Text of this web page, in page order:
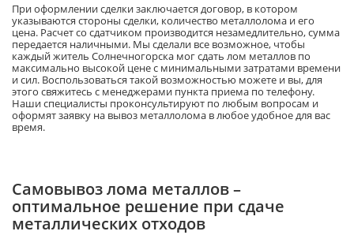
При оформлении сделки заключается договор, в котором
указываются стороны сделки, количество металлолома и его
цена. Расчет со сдатчиком производится незамедлительно, сумма
передается наличными. Мы сделали все возможное, чтобы
каждый житель Солнечногорска мог сдать лом металлов по
максимально высокой цене с минимальными затратами времени
и сил. Воспользоваться такой возможностью можете и вы, для
этого свяжитесь с менеджерами пункта приема по телефону.
Наши специалисты проконсультируют по любым вопросам и
оформят заявку на вывоз металлолома в любое удобное для вас
время.
Самовывоз лома металлов –
оптимальное решение при сдаче
металлических отходов